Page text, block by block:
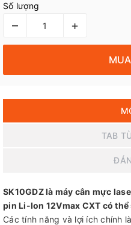
Số lượng
– +
TAB
SK10GDZ là máy cân mực
pin Li-Ion 12Vmax CXT có thể
Các tính năng và lợi ích chính